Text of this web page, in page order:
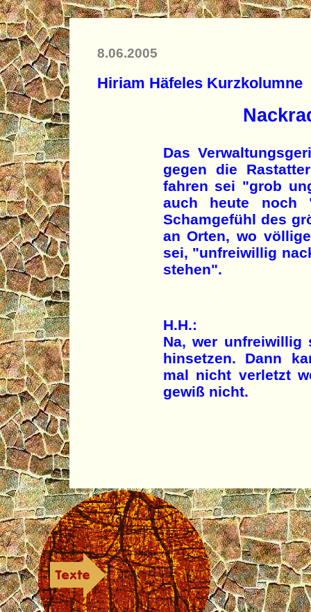
8.06.2005
Hiriam Häfeles Kurzkolumne
Das
gegen die
fahren sei "grob
auch heute noch
Schamgefühl des
an Orten, wo
sei, "unfreiwillig
stehen".
H.H.:
Na, wer
hinsetzen. Dann
mal nicht verletzt
gewiß nicht.